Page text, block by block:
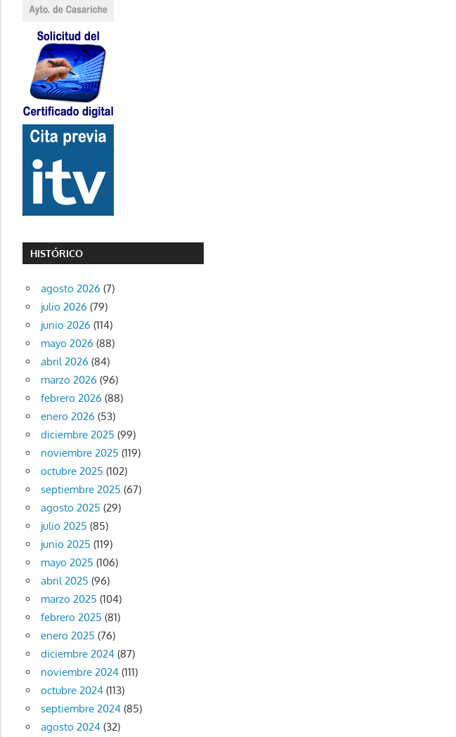
HISTÓRICO
agosto 2026 (7)
julio 2026 (79)
junio 2026 (114)
mayo 2026 (88)
abril 2026 (84)
marzo 2026 (96)
febrero 2026 (88)
enero 2026 (53)
diciembre 2025 (99)
noviembre 2025 (119)
octubre 2025 (102)
septiembre 2025 (67)
agosto 2025 (29)
julio 2025 (85)
junio 2025 (119)
mayo 2025 (106)
abril 2025 (96)
marzo 2025 (104)
febrero 2025 (81)
enero 2025 (76)
diciembre 2024(87)
noviembre 2024(111)
octubre 2024(113)
septiembre 2024(85)
agosto 2024(32)